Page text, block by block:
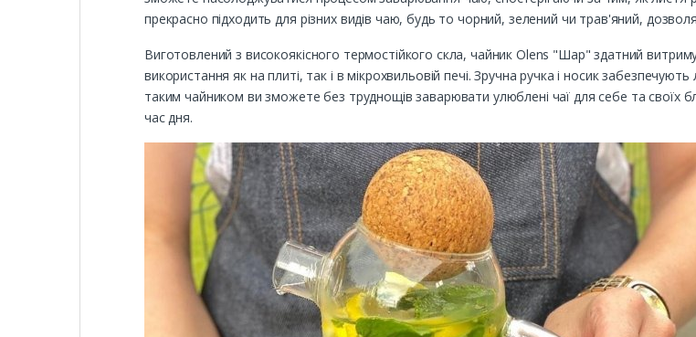
прекрасно підходить для різних видів чаю, будь то чорний, зелений чи трав'яний,
Виготовлений з високоякісного термостійкого скла, чайник Olens "Шар" здатний
використання як на плиті, так і в мікрохвильовій печі. Зручна ручка і носик
таким чайником ви зможете без труднощів заварювати улюблені чаї для себе та своїх
час дня.